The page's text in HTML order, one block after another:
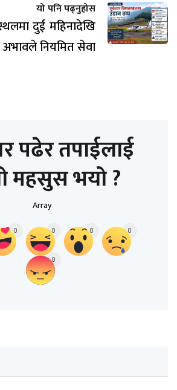
यो पनि पढ्नुहोस
दुई महिनादेखि
अभावले नियमित सेवा
पढेर तपाईलाई
महसुस भयो ?
Array
0 0 0 0
0